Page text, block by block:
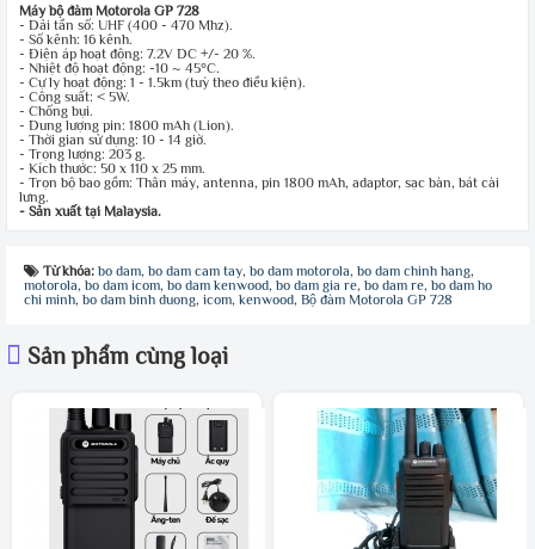
Máy bộ đàm Motorola GP 728
- Dải tần số: UHF (400 - 470 Mhz).
- Số kênh: 16 kênh.
- Điện áp hoạt động: 7.2V DC +/- 20 %.
- Nhiệt độ hoạt động: -10 ~ 45°C.
- Cự ly hoạt động: 1 - 1.5km (tuỳ theo điều kiện).
- Công suất: < 5W.
- Chống bụi.
- Dung lượng pin: 1800 mAh (Lion).
- Thời gian sử dụng: 10 - 14 giờ.
- Trọng lượng: 203 g.
- Kích thước: 50 x 110 x 25 mm.
- Trọn bộ bao gồm: Thân máy, antenna, pin 1800 mAh, adaptor, sạc bàn, bát cài
lưng.
- Sản xuất tại Malaysia.
Từ khóa: bo dam, bo dam cam tay, bo dam motorola, bo dam chinh hang,
motorola, bo dam icom, bo dam kenwood, bo dam gia re, bo dam re, bo dam ho
chi minh, bo dam binh duong, icom, kenwood, Bộ đàm Motorola GP 728
Sản phẩm cùng loại